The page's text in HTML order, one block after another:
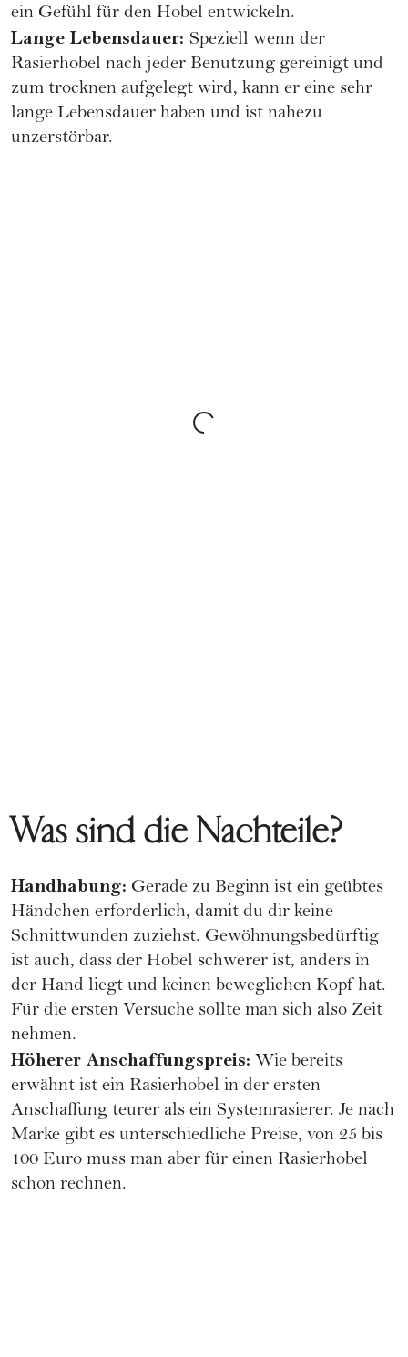
ein Gefühl für den Hobel entwickeln.
Lange Lebensdauer: Speziell wenn der
Rasierhobel nach jeder Benutzung gereinigt und
zum trocknen aufgelegt wird, kann er eine sehr
lange Lebensdauer haben und ist nahezu
unzerstörbar.
Was sind die Nachteile?
Handhabung: Gerade zu Beginn ist ein geübtes
Händchen erforderlich, damit du dir keine
Schnittwunden zuziehst. Gewöhnungsbedürftig
ist auch, dass der Hobel schwerer ist, anders in
der Hand liegt und keinen beweglichen Kopf hat.
Für die ersten Versuche sollte man sich also Zeit
nehmen.
Höherer Anschaffungspreis: Wie bereits
erwähnt ist ein Rasierhobel in der ersten
Anschaffung teurer als ein Systemrasierer. Je nach
Marke gibt es unterschiedliche Preise, von 25 bis
100 Euro muss man aber für einen Rasierhobel
schon rechnen.